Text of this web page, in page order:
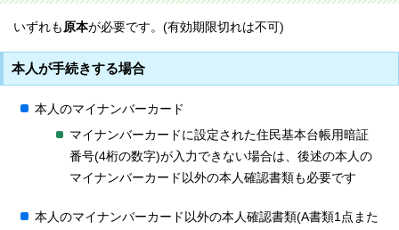
いずれも 原本が必要です。(有効期限切れは不可)
本人が手続きする場合
本人のマイナンバーカード
マイナンバーカードに設定された住民基本台帳用暗証
番号(4桁の数字)が入力できない場合は、後述の本人の
マイナンバーカード以外の本人確認書類も必要です
本人のマイナンバーカード以外の本人確認書類(A書類1点また